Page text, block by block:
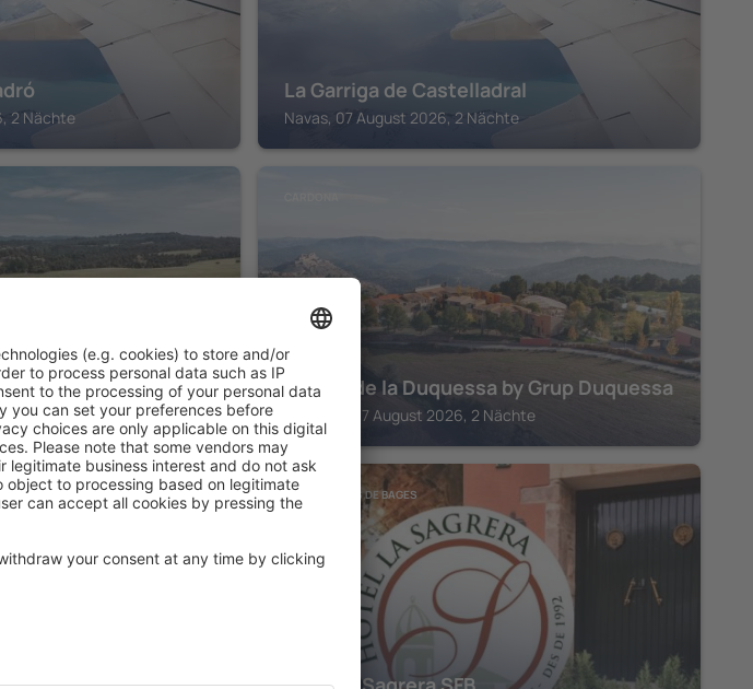
2 Nächte
La Garriga de Castelladral
Navas, 07 August 2026, 2 Nächte
2 Nächte
El Vilar de la Duquessa by Grup Duquessa
Cardona, 07 August 2026, 2 Nächte
SANT FRUITOS DE BAGES